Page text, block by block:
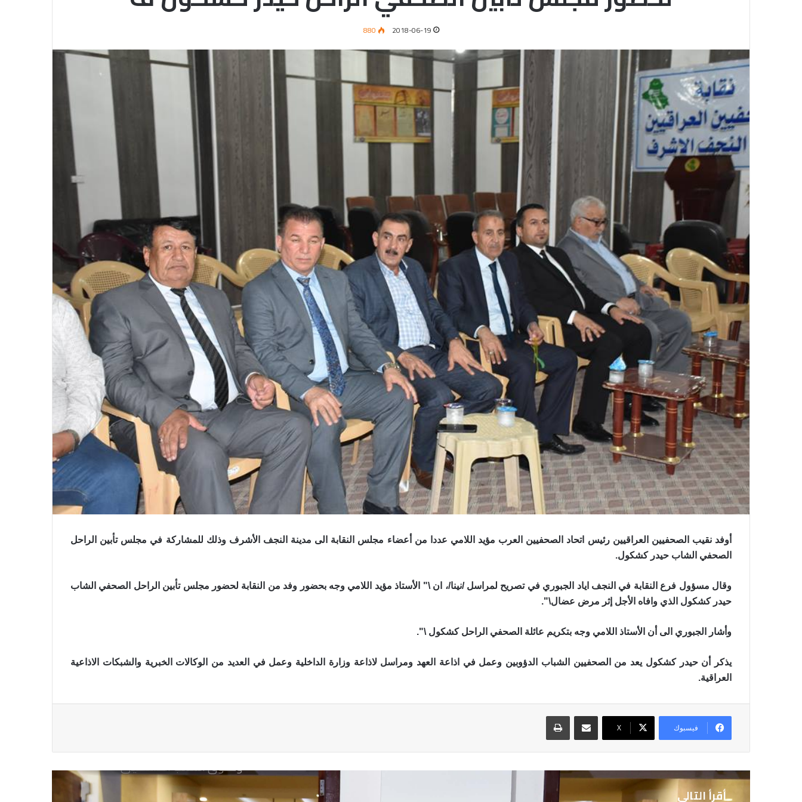
2018-06-19
880
أوفد نقيب الصحفيين العراقيين رئيس اتحاد الصحفيين العرب مؤيد اللامي عددا من أعضاء مجلس النقابة الى مدينة النجف الأشرف وذلك للمشاركة في مجلس تأبين الراحل
الصحفي الشاب حيدر كشكول.
وقال مسؤول فرع النقابة في النجف اياد الجبوري في تصريح لمراسل /نينا/، ان \" الأستاذ مؤيد اللامي وجه بحضور وفد من النقابة لحضور مجلس تأبين الراحل الصحفي الشاب
حيدر كشكول الذي وافاه الأجل إثر مرض عضال\".
وأشار الجبوري الى أن الأستاذ اللامي وجه بتكريم عائلة الصحفي الراحل كشكول \".
يذكر أن حيدر كشكول يعد من الصحفيين الشباب الدؤوبين وعمل في اذاعة العهد ومراسل لاذاعة وزارة الداخلية وعمل في العديد من الوكالات الخبرية والشبكات الاذاعية
العراقية.
فيسبوك X
مشاركة عبر البريد طباعة
أقرأ التالي
في احتفالية عيد الصحافة النجفية
بمناسبة مرور ١١٢ عاما على صدور أول
صحيفة (العلم)
في عيد الصحافة العراقية تحية لكل
الصحفيين ولأرواح شهداء الصحافة
العراقيين
احمد فضل الله
وحقوق الشعب الفلسطيني
والتليفزيون والإنتاج الدرامى والإعلام
الرقمي